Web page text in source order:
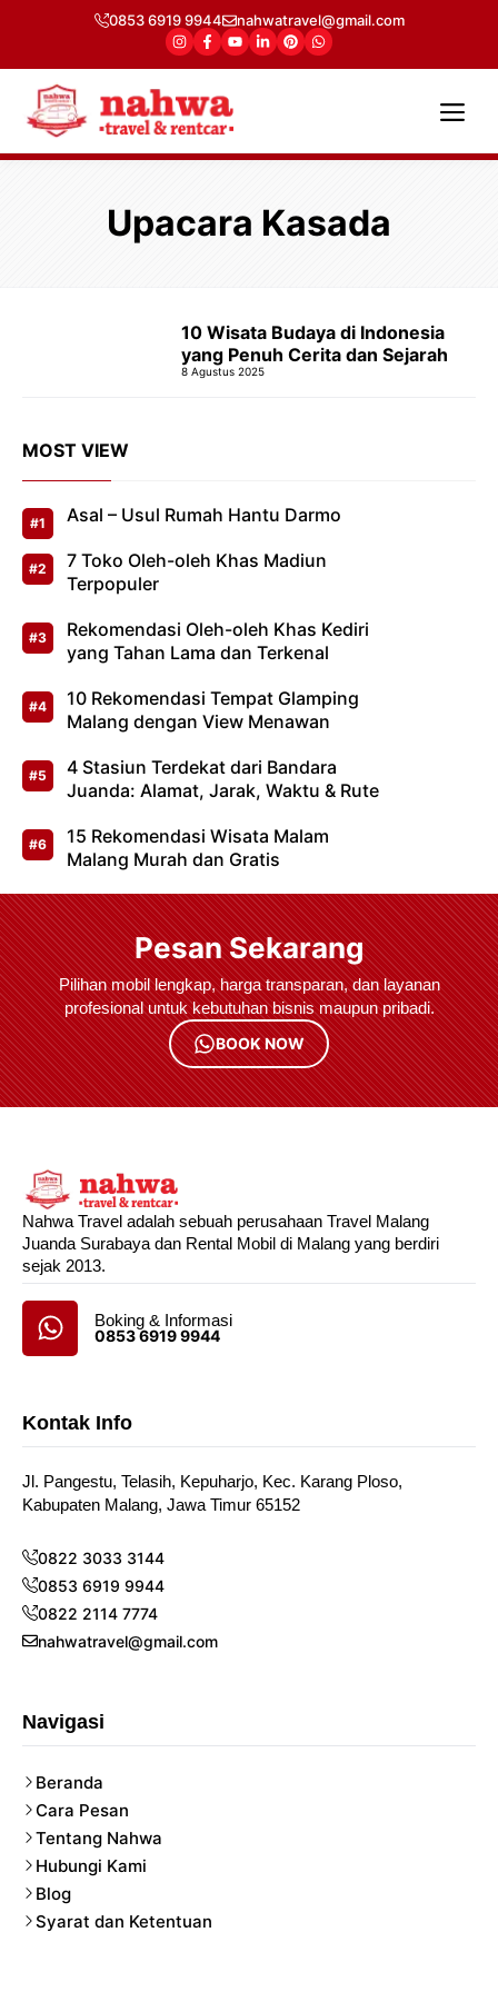
isi
0853 6919 9944 nahwatravel@gmail.com
Upacara Kasada
10 Wisata Budaya di Indonesia
yang Penuh Cerita dan Sejarah
8 Agustus 2025
MOST VIEW
Asal – Usul Rumah Hantu Darmo
7 Toko Oleh-oleh Khas Madiun
Terpopuler
Rekomendasi Oleh-oleh Khas Kediri
yang Tahan Lama dan Terkenal
10 Rekomendasi Tempat Glamping
Malang dengan View Menawan
4 Stasiun Terdekat dari Bandara
Juanda: Alamat, Jarak, Waktu & Rute
15 Rekomendasi Wisata Malam
Malang Murah dan Gratis
Pesan Sekarang
Pilihan mobil lengkap, harga transparan, dan layanan
profesional untuk kebutuhan bisnis maupun pribadi.
BOOK NOW
Nahwa Travel adalah sebuah perusahaan Travel Malang
Juanda Surabaya dan Rental Mobil di Malang yang berdiri
sejak 2013.
Boking & Informasi
0853 6919 9944
Kontak Info
Jl. Pangestu, Telasih, Kepuharjo, Kec. Karang Ploso,
Kabupaten Malang, Jawa Timur 65152
0822 3033 3144
0853 6919 9944
0822 2114 7774
nahwatravel@gmail.com
Navigasi
Beranda
Cara Pesan
Tentang Nahwa
Hubungi Kami
Blog
Syarat dan Ketentuan